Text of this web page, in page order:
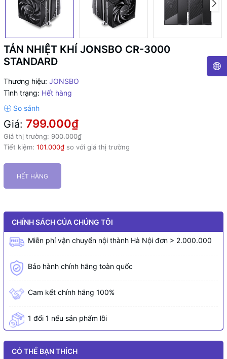
TẢN NHIỆT KHÍ JONSBO CR-3000
STANDARD
Thương hiệu: JONSBO
Tình trạng: Hết hàng
Giá: 799.000₫
Giá thị trường: 900.000₫
Tiết kiệm: 101.000₫ so với giá thị trường
HẾT HÀNG
CHÍNH SÁCH CỦA CHÚNG TÔI
Miễn phí vận chuyển nội thành Hà Nội đơn > 2.000.000
Bảo hành chính hãng toàn quốc
Cam kết chính hãng 100%
1 đổi 1 nếu sản phẩm lỗi
CÓ THỂ BẠN THÍCH